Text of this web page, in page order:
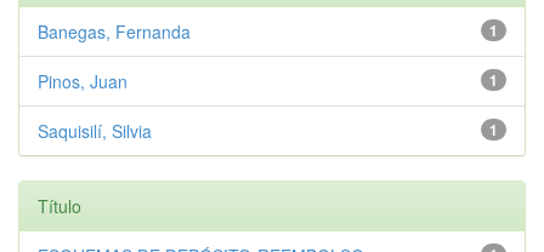
1
Banegas, Fernanda
1
Pinos, Juan
1
Saquisilí, Silvia
Título